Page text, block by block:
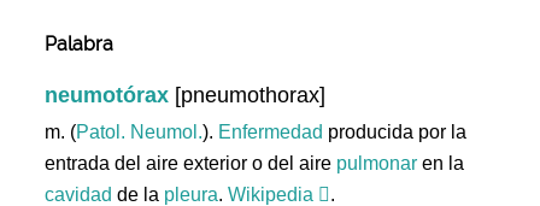
Palabra
neumotórax [pneumothorax]
m. (Patol. Neumol.). Enfermedad producida por la
entrada del aire exterior o del aire pulmonar en la
cavidad de la pleura.Wikipedia .